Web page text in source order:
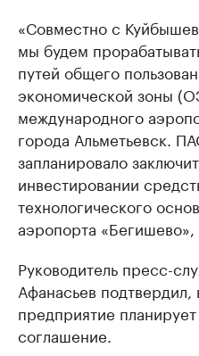
«Совместно с
мы будем
путей общего
экономической зоны
международного
города Альметьевск.
запланировало
инвестировании
технологического
аэропорта
Руководитель пресс-
Афанасьев
предприятие
соглашение.